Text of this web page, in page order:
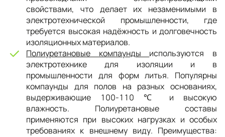
свойствами, что делает их незаменимыми в
электротехнической промышленности, где
требуется высокая надёжность и долговечность
изоляционных материалов.
Полиуретановые компаунды используются в
электротехнике для изоляции и в
промышленности для форм литья. Популярны
компаунды для полов на разных основаниях,
выдерживающие 100-110 ℃ и высокую
влажность. Полиуретановые составы
применяются при высоких нагрузках и особых
требованиях к внешнему виду. Преимущества: